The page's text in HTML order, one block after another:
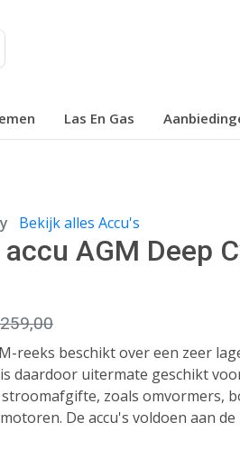
Las En Gas
Bekijk alles Accu's
AGM Deep
259,00
reeks beschikt over een zeer
daardoor uitermate geschikt
zoals omvormers,
De accu's voldoen aan de